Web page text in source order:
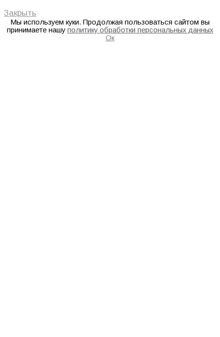
Закрыть
Мы используем куки. Продолжая пользоваться сайтом вы
принимаете нашу политику обработки персональных данных
Ок